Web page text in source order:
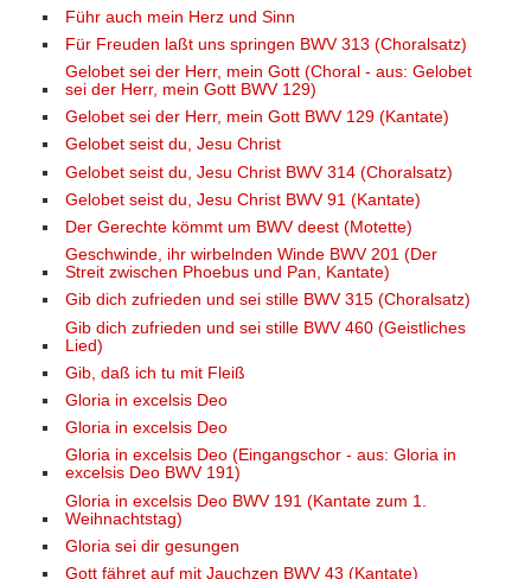
Führ auch mein Herz und Sinn
Für Freuden laßt uns springen BWV 313 (Choralsatz)
Gelobet sei der Herr, mein Gott (Choral - aus: Gelobet
sei der Herr, mein Gott BWV 129)
Gelobet sei der Herr, mein Gott BWV 129 (Kantate)
Gelobet seist du, Jesu Christ
Gelobet seist du, Jesu Christ BWV 314 (Choralsatz)
Gelobet seist du, Jesu Christ BWV 91 (Kantate)
Der Gerechte kömmt um BWV deest (Motette)
Geschwinde, ihr wirbelnden Winde BWV 201 (Der
Streit zwischen Phoebus und Pan, Kantate)
Gib dich zufrieden und sei stille BWV 315 (Choralsatz)
Gib dich zufrieden und sei stille BWV 460 (Geistliches
Lied)
Gib, daß ich tu mit Fleiß
Gloria in excelsis Deo
Gloria in excelsis Deo
Gloria in excelsis Deo (Eingangschor - aus: Gloria in
excelsis Deo BWV 191)
Gloria in excelsis Deo BWV 191 (Kantate zum 1.
Weihnachtstag)
Gloria sei dir gesungen
Gott fähret auf mit Jauchzen BWV 43 (Kantate)